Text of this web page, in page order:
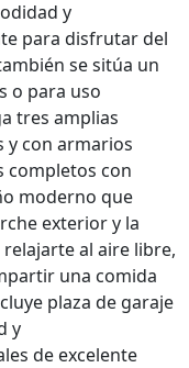
y
para disfrutar del
se sitúa un
o para uso
tres amplias
y con armarios
completos con
moderno que
exterior y la
al aire libre,
una comida
plaza de garaje
y
de excelente